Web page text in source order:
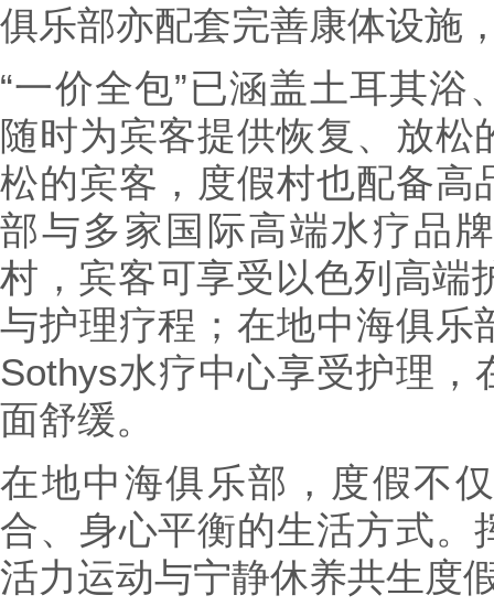
俱乐部亦配套完善康体设施
“一价全包”已涵盖土耳其
随时为宾客提供恢复、放
松的宾客，度假村也配备高
部与多家国际高端水疗品
村，宾客可享受以色列高端
与护理疗程；在地中海俱乐
Sothys水疗中心享受护理
面舒缓。
在地中海俱乐部，度假不
合、身心平衡的生活方式
活力运动与宁静休养共生度